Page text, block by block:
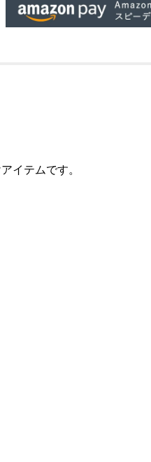
イテムです。